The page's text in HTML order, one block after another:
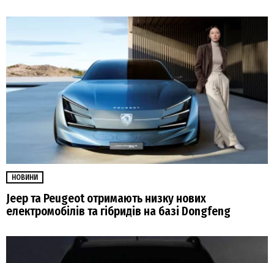
НОВИНИ
Jeep та Peugeot отримають низку нових
електромобілів та гібридів на базі Dongfeng